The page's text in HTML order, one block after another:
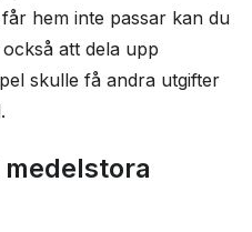
hem inte passar kan du
att dela upp
skulle få andra utgifter